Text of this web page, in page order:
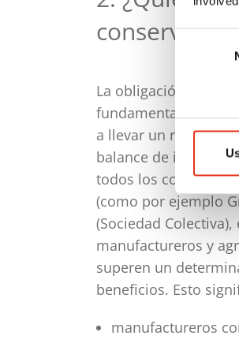
Consent
conservar
La obligación legal
fundamentalmente
a llevar un registro
balance de ingresos
todos los
(como por ejemplo
(Sociedad
manufactureros y
superen un
beneficios. Esto
manufactureros